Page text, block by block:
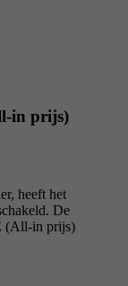
in prijs)
heeft het
De
(All-in prijs)